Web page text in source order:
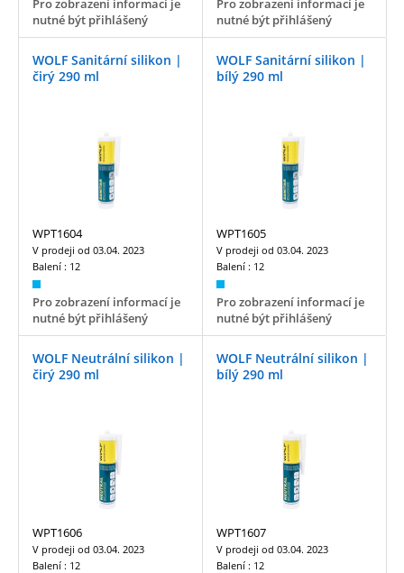
Pro zobrazení informací je
nutné být přihlášený
Pro zobrazení informací je
nutné být přihlášený
WOLF Sanitární silikon |
čirý 290 ml
WPT1604
V prodeji od 03.04. 2023
Balení : 12
Pro zobrazení informací je
nutné být přihlášený
WOLF Sanitární silikon |
bílý 290 ml
WPT1605
V prodeji od 03.04. 2023
Balení : 12
Pro zobrazení informací je
nutné být přihlášený
WOLF Neutrální silikon |
čirý 290 ml
WPT1606
V prodeji od 03.04. 2023
Balení : 12
WOLF Neutrální silikon |
bílý 290 ml
WPT1607
V prodeji od 03.04. 2023
Balení : 12